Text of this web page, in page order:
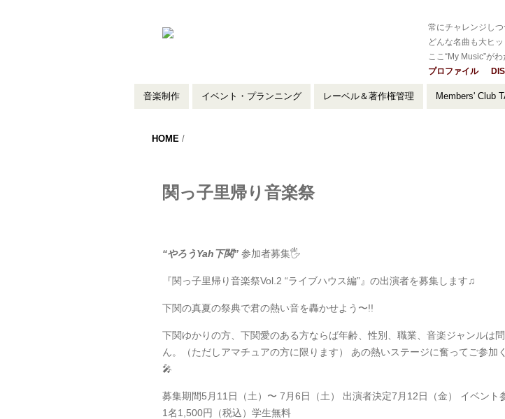
常にチャレンジし
どんな名曲も大ヒ
ここ“My Music”が
プロファイル
音楽制作 イベント・プランニング レーベル＆著作権管理 Members' Club
HOME/
関っ子里帰り音楽祭
“やろうYah下関” 参加者募集🖐️
『関っ子里帰り音楽祭Vol.2 “ライブハウス編”』の出演者を募集します♫
下関の真夏の祭典で君の熱い音を轟かせよう〜!!
下関ゆかりの方、下関愛のある方ならば年齢、性別、職業、音楽ジャンルは
ん。（ただしアマチュアの方に限ります） あの熱いステージに奮ってご参加
🎤
募集期間5月11日（土）〜 7月6日（土） 出演者決定7月12日（金） イベント
1名1,500円（税込）学生無料